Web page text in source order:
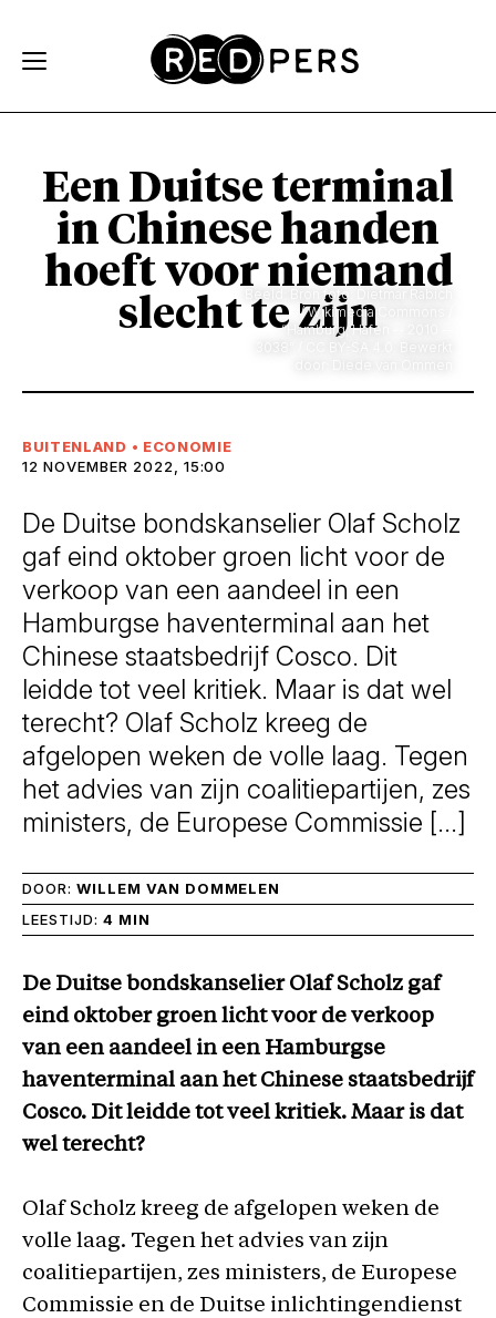
Een Duitse terminal
in Chinese handen
hoeft voor niemand
slecht te zijn
Beeld: Bron foto: Dietmar Rabich
/ Wikimedia Commons /
“Hamburg, Hafen -- 2010 --
BUITENLAND • ECONOMIE
12 NOVEMBER 2022, 15:00
De Duitse bondskanselier Olaf Scholz
gaf eind oktober groen licht voor de
verkoop van een aandeel in een
Hamburgse haventerminal aan het
Chinese staatsbedrijf Cosco. Dit
leidde tot veel kritiek. Maar is dat wel
terecht? Olaf Scholz kreeg de
afgelopen weken de volle laag. Tegen
het advies van zijn coalitiepartijen, zes
ministers, de Europese Commissie […]
DOOR: WILLEM VAN DOMMELEN
LEESTIJD: 4 MIN
De Duitse bondskanselier Olaf Scholz gaf
eind oktober groen licht voor de verkoop
van een aandeel in een Hamburgse
haventerminal aan het Chinese staatsbedrijf
Cosco. Dit leidde tot veel kritiek. Maar is dat
wel terecht?
Olaf Scholz kreeg de afgelopen weken de
volle laag. Tegen het advies van zijn
coalitiepartijen, zes ministers, de Europese
Commissie en de Duitse inlichtingendienst